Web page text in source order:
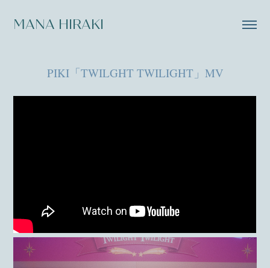
MANA HIRAKI
PIKI「TWILGHT TWILIGHT」MV